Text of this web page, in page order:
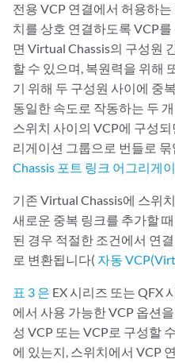
전용 VCP 연결에서 허용하
치를 상호 연결하도록 VCP
면 Virtual Chassis의 구성원
할 수 있으며, 복원력을 위해
기 위해 두 구성원 사이에 중
동일한 속도로 작동하는 두
스위치 사이의 VCP에 구성
리게이션 그룹으로 번들로
Chassis 포트 링크 어그리게
기존 Virtual Chassis에 스위
새로운 중복 링크를 추가할
된 경우 적절한 조건에서 연
로 변환됩니다( 자동
표 3 은 EX 시리즈 또는 QFX
에서 사용 가능한 VCP 옵션
성 VCP 또는 VCP로 구성할
에 있는지, 스위치에서 VCP